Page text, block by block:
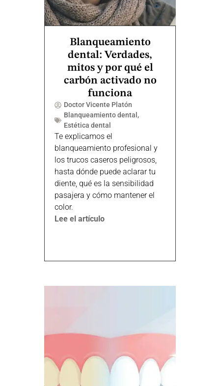
Blanqueamiento
dental: Verdades,
mitos y por qué el
carbón activado no
funciona
Doctor Vicente Platón
Blanqueamiento dental ,
Estética dental
Te explicamos el
blanqueamiento profesional y
los trucos caseros peligrosos,
hasta dónde puede aclarar tu
diente, qué es la sensibilidad
pasajera y cómo mantener el
color.
Lee el artículo